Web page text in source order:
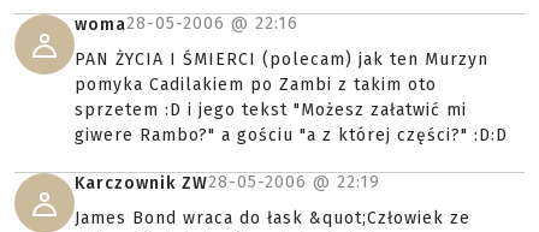
woma28-05-2006 @ 22:16
PAN ŻYCIA I ŚMIERCI (polecam) jak ten Murzyn
pomyka Cadilakiem po Zambi z takim oto
sprzetem :D i jego tekst "Możesz załatwić mi
giwere Rambo?" a gościu "a z której części?" :D:D
Karczownik ZW28-05-2006 @ 22:19
James Bond wraca do łask &quot;Człowiek ze